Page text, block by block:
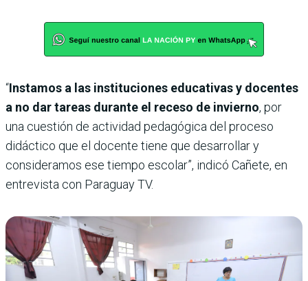
“Instamos a las instituciones educativas y docentes
a no dar tareas durante el receso de invierno, por
una cuestión de actividad pedagógica del proceso
didáctico que el docente tiene que desarrollar y
consideramos ese tiempo escolar”, indicó Cañete, en
entrevista con Paraguay TV.